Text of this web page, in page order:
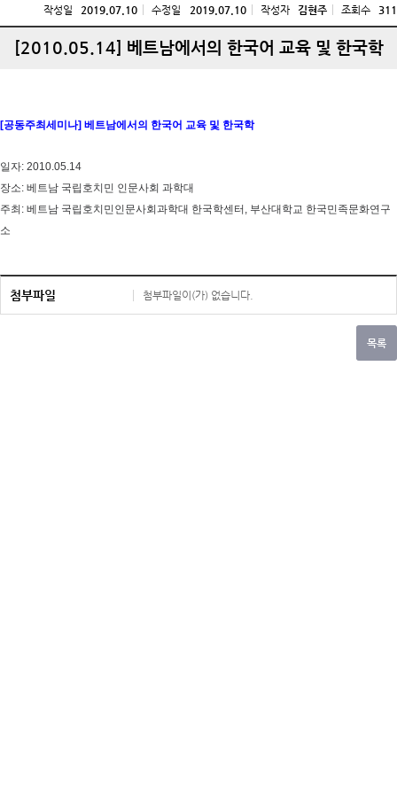
작성일 2019.07.10 수정일 2019.07.10 작성자 김현주 조회수 311
[2010.05.14] 베트남에서의 한국어 교육 및 한국학
[공동주최세미나] 베트남에서의 한국어 교육 및 한국학
일자: 2010.05.14
장소: 베트남 국립호치민 인문사회 과학대
주최: 베트남 국립호치민인문사회과학대 한국학센터, 부산대학교 한국민족문화연구
소
첨부파일 첨부파일이(가) 없습니다.